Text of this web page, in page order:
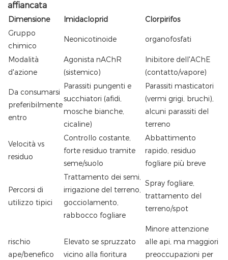
affiancata
Dimensione Imidacloprid
Clorpirifos
Gruppo
chimico
Neonicotinoide organofosfati
Modalità
d'azione
Agonista nAChR
(sistemico)
Inibitore dell'AChE
(contatto/vapore)
Da consumarsi
preferibilmente
entro
Parassiti pungenti e
succhiatori (afidi,
mosche bianche,
cicaline)
Parassiti masticatori
(vermi grigi, bruchi),
alcuni parassiti del
terreno
Velocità vs
residuo
Controllo costante,
forte residuo tramite
seme/suolo
Abbattimento
rapido, residuo
fogliare più breve
Percorsi di
utilizzo tipici
Trattamento dei semi,
irrigazione del terreno,
gocciolamento,
rabbocco fogliare
Spray fogliare,
trattamento del
terreno/spot
rischio
ape/benefico
Elevato se spruzzato
vicino alla fioritura
Minore attenzione
alle api, ma maggiori
preoccupazioni per